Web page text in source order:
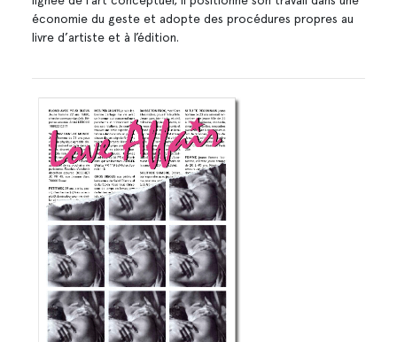
économie du geste et adopte des procédures propres au
livre d’artiste et à l’édition.